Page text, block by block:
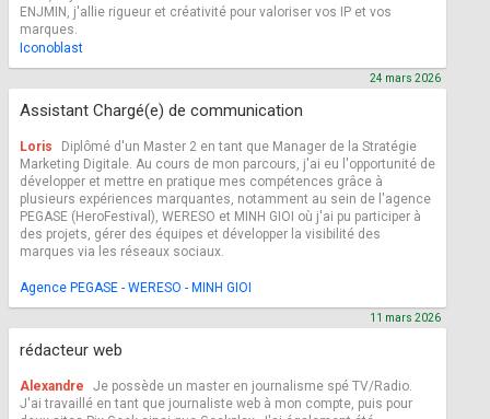
ENJMIN, j'allie rigueur et créativité pour valoriser vos IP et vos
marques.
Iconoblast
Assistant Chargé(e) de communication
24 mars 2026
Loris
Diplômé d'un Master 2 en tant que Manager de la Stratégie
Marketing Digitale. Au cours de mon parcours, j'ai eu l'opportunité de
développer et mettre en pratique mes compétences grâce à
plusieurs expériences marquantes, notamment au sein de l'agence
PEGASE (HeroFestival), WERESO et MINH GIOI où j'ai pu participer à
des projets, gérer des équipes et développer la visibilité des
marques via les réseaux sociaux.
Agence PEGASE - WERESO - MINH GIOI
rédacteur web
11 mars 2026
Alexandre
Je possède un master en journalisme spé TV/Radio.
J'ai travaillé en tant que journaliste web à mon compte, puis pour